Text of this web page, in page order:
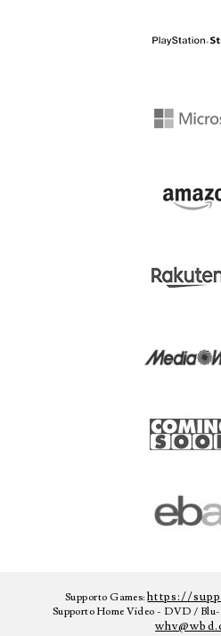
Supporto Games:https://
Supporto Home Video - DVD /